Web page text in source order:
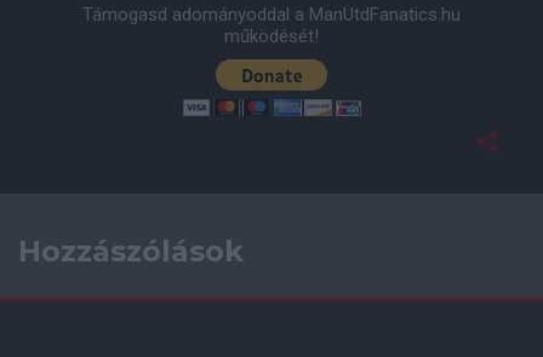
Támogasd adományoddal a ManUtdFanatics.hu
működését!
Hozzászólások